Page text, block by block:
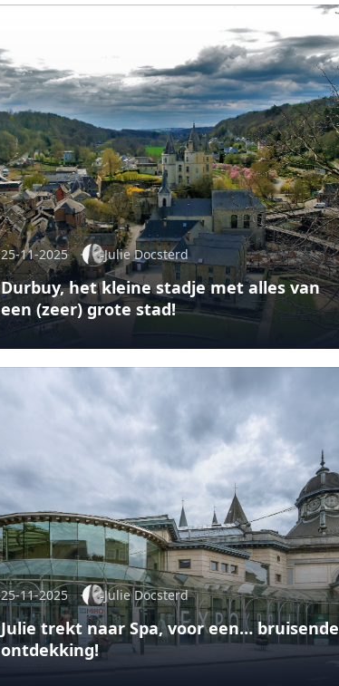
25-11-2025 Julie Docsterd
Durbuy, het kleine stadje met alles van
een (zeer) grote stad!
25-11-2025 Julie Docsterd
Julie trekt naar Spa, voor een… bruisende
ontdekking!